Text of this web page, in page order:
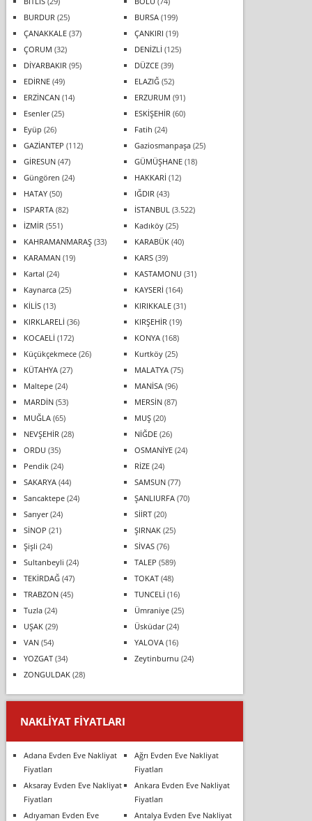
BURDUR (25) BURSA(199)
ÇANAKKALE(37) ÇANKIRI (19)
ÇORUM (32) DENİZLİ (125)
DİYARBAKIR (95) DÜZCE(39)
EDİRNE(49) ELAZIĞ(52)
ERZİNCAN(14) ERZURUM (91)
Esenler(25) ESKİŞEHİR (60)
Eyüp (26) Fatih (24)
GAZİANTEP (112) Gaziosmanpaşa(25)
GİRESUN(47) GÜMÜŞHANE(18)
Güngören (24) HAKKARİ (12)
HATAY(50) IĞDIR (43)
ISPARTA(82) İSTANBUL (3.522)
İZMİR (551) Kadıköy(25)
KAHRAMANMARAŞ(33) KARABÜK(40)
KARAMAN(19) KARS(39)
Kartal (24) KASTAMONU (31)
Kaynarca(25) KAYSERİ (164)
KİLİS(13) KIRIKKALE(31)
KIRKLARELİ (36) KIRŞEHİR (19)
KOCAELİ (172) KONYA(168)
Küçükçekmece(26) Kurtköy(25)
KÜTAHYA(27) MALATYA(75)
Maltepe(24) MANİSA(96)
MARDİN(53) MERSİN(87)
MUĞLA(65) MUŞ(20)
NEVŞEHİR (28) NİĞDE(26)
ORDU (35) OSMANİYE(24)
Pendik(24) RİZE(24)
SAKARYA(44) SAMSUN(77)
Sancaktepe(24) ŞANLIURFA(70)
Sarıyer(24) SİİRT(20)
SİNOP (21) ŞIRNAK(25)
Şişli (24) SİVAS(76)
Sultanbeyli (24) TALEP (589)
TEKİRDAĞ(47) TOKAT(48)
TRABZON(45) TUNCELİ (16)
Tuzla(24) Ümraniye(25)
UŞAK(29) Üsküdar(24)
VAN(54) YALOVA(16)
YOZGAT(34) Zeytinburnu (24)
ZONGULDAK(28)
NAKLIYAT FIYATLARI
Adana Evden Eve Nakliyat
Fiyatları
Ağrı Evden Eve Nakliyat
Fiyatları
Aksaray Evden Eve Nakliyat
Fiyatları
Ankara Evden Eve Nakliyat
Fiyatları
Adıyaman Evden Eve
Antalya Evden Eve Nakliyat